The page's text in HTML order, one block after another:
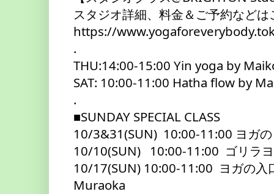
スタジオ詳細、料金＆ご予約など
https://
.
THU:14:00-15:00 Yin yoga by
SAT: 10:00-11:00 Hatha flow by
.
■SUNDAY SPECIAL CLASS
10/3&31(SUN)  10:00-11:00 ヨガ
10/10(SUN)   10:00-11:00  ゴリラ
10/17(SUN) 10:00-11:00  ヨガの
Muraoka